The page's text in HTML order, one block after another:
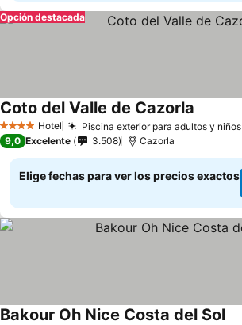
Opción destacada
4 EstrellasHotel Piscina exterior para adultos y niños
Coto del Valle de Cazorla
9,0 Excelente 3.508 Cazorla
Elige fechas para ver los precios exactos
Bakour Oh Nice Costa del Sol